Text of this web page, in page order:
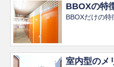
ゴールデンウィーク営業日のご案
BBOXの特
BBOXだけの特
室内型のメ